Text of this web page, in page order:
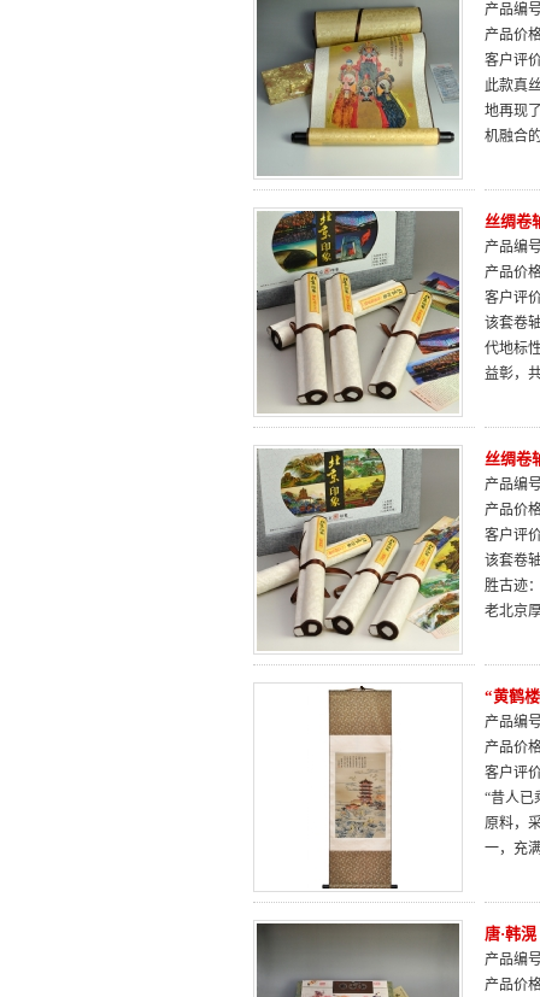
产品编
产品价
客户评
此款真
地再现
机融合
丝绸卷
产品编
产品价
客户评
该套卷
代地标
益彰，
丝绸卷
产品编
产品价
客户评
该套卷
胜古迹
老北京
“黄鹤
产品编
产品价
客户评
“昔人已
原料，
一，充
唐·韩
产品编
产品价